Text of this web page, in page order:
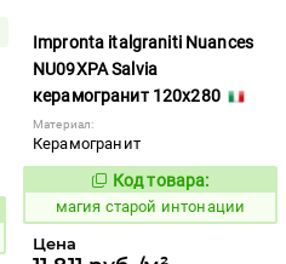
Impronta italgraniti Nuances
NU09XPA Salvia
керамогранит 120x280
Материал:
Керамогранит
918408
Код товара:
магия старой интонации
Цена